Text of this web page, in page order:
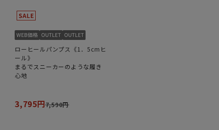
ローヒールパンプス《1．5cmヒ
ール》
まるでスニーカーのような履き
心地
3,795円7,590円